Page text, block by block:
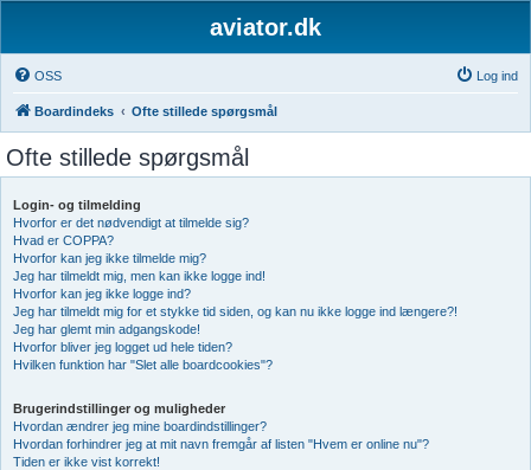
aviator.dk
OSS Log ind
Boardindeks Ofte stillede spørgsmål
Ofte stillede spørgsmål
Login- og tilmelding
Hvorfor er det nødvendigt at tilmelde sig?
Hvad er COPPA?
Hvorfor kan jeg ikke tilmelde mig?
Jeg har tilmeldt mig, men kan ikke logge ind!
Hvorfor kan jeg ikke logge ind?
Jeg har tilmeldt mig for et stykke tid siden, og kan nu ikke logge ind længere?!
Jeg har glemt min adgangskode!
Hvorfor bliver jeg logget ud hele tiden?
Hvilken funktion har "Slet alle boardcookies"?
Brugerindstillinger og muligheder
Hvordan ændrer jeg mine boardindstillinger?
Hvordan forhindrer jeg at mit navn fremgår af listen "Hvem er online nu"?
Tiden er ikke vist korrekt!